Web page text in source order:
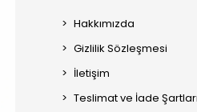
Hakkımızda
Gizlilik Sözleşmesi
İletişim
Teslimat ve İade Şartları